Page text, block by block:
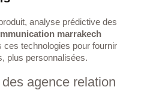
analyse prédictive des
marrakech
technologies pour fournir
plus personnalisées.
agence relation